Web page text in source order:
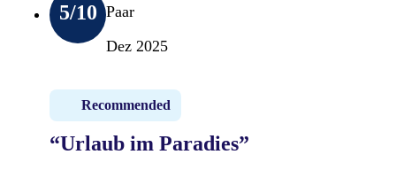
5/10 Paar
Dez 2025
Recommended
“Urlaub im Paradies”